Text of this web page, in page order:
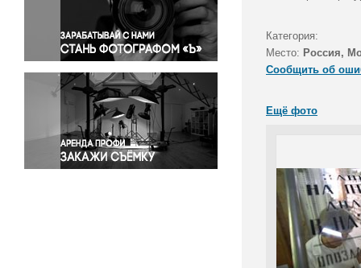
Правосудие
Происшествия и конфликты
Религия
Светская жизнь
Спорт
Экология
Экономика и бизнес
Категория:
Место: Россия,
Сообщить об
Ещё фото